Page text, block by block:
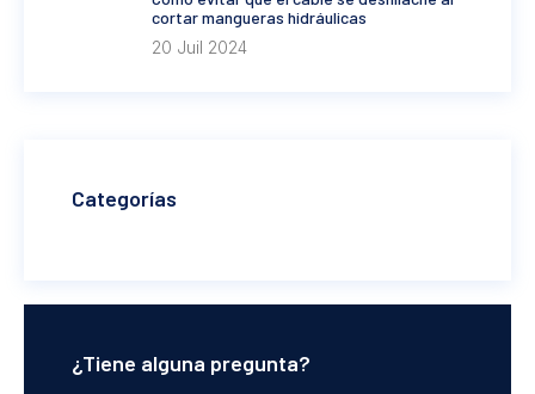
cortar mangueras hidráulicas
20 Juil 2024
Categorías
¿Tiene alguna pregunta?